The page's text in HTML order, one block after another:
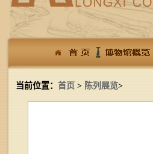
当前位置： 首页 > 陈列展览>